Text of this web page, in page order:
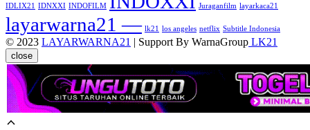
IDLIX21 IDNXXI INDOFILM Juraganfilm layarkaca21
layarwarna21 — lk21 los angeles netflix Subtitle Indonesia
© 2023 LAYARWARNA21 | Support By WarnaGroup LK21
close